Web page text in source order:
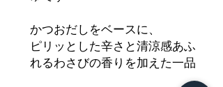
かつおだしをベースに、
ピリッとした辛さと清涼感あふ
れるわさびの香りを加えた一品